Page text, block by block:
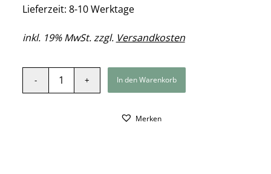
Lieferzeit: 8-10 Werktage
inkl. 19% MwSt. zzgl. Versandkosten
In den Warenkorb
Merken